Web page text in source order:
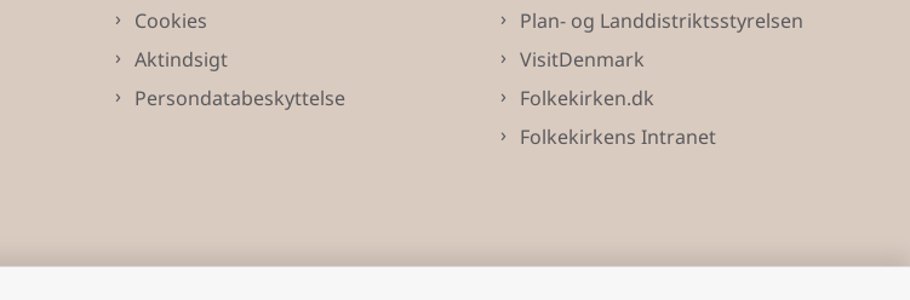
Cookies
Aktindsigt
Persondatabeskyttelse
Plan- og Landdistriktsstyrelsen
VisitDenmark
Folkekirken.dk
Folkekirkens Intranet